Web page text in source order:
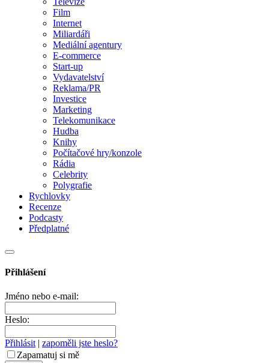
Film
Internet
Miliardáři
Mediální agentury
E-commerce
Start-up
Vydavatelství
Reklama/PR
Investice
Marketing
Telekomunikace
Hudba
Knihy
Počítačové hry/konzole
Rádia
Celebrity
Polygrafie
Rychlovky
Recenze
Podcasty
Předplatné
Přihlášení
Jméno nebo e-mail:
Heslo:
Přihlásit | zapoměli jste heslo?
Zapamatuj si mě